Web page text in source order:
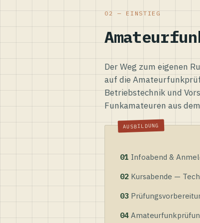
02 — EINSTIEG
Der Weg zum eigenen
auf die
Betriebstechnik und
Funkamateuren aus
01 Infoabend &
02 Kursabende —
03
04